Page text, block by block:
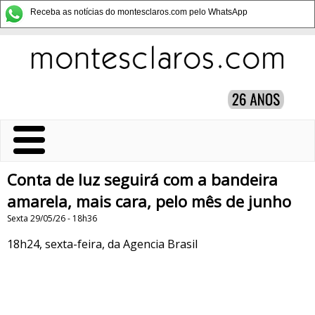
Receba as notícias do montesclaros.com pelo WhatsApp
Conta de luz seguirá com a bandeira
amarela, mais cara, pelo mês de junho
Sexta 29/05/26 - 18h36
18h24, sexta-feira, da Agencia Brasil